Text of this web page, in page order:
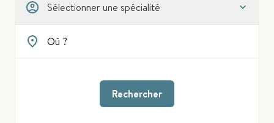
Sélectionner une spécialité
Rechercher